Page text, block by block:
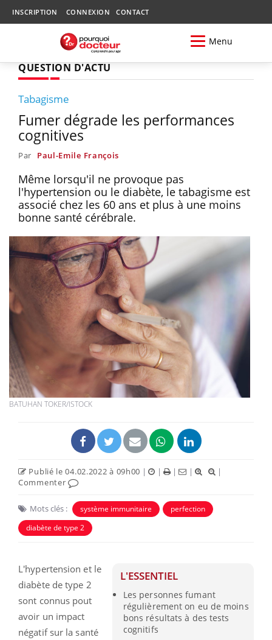
INSCRIPTION CONNEXION CONTACT
Menu
QUESTION D'ACTU
Tabagisme
Fumer dégrade les performances
cognitives
Par Paul-Emile François
Même lorsqu'il ne provoque pas
l'hypertension ou le diabète, le tabagisme est
associé chez les 60 ans et plus à une moins
bonne santé cérébrale.
BATUHAN TOKER/ISTOCK
Publié le 04.02.2022 à 09h00 | | | |
|
Commenter
Mots clés : système immunitaire
perfection
diabète de type 2
L'ESSENTIEL
Les personnes fumant
régulièrement on eu de moins
bons résultats à des tests
cognitifs
L'hypertension et le
diabète de type 2
sont connus pout
avoir un impact
négatif sur la santé